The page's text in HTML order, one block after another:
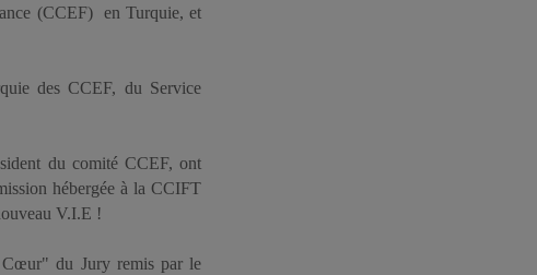
(CCEF) en Turquie, et
des CCEF, du Service
du comité CCEF, ont
hébergée à la CCIFT
V.I.E !
du Jury remis par le